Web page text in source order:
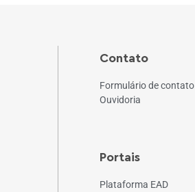
Contato
Formulário de contato
Ouvidoria
Portais
Plataforma EAD